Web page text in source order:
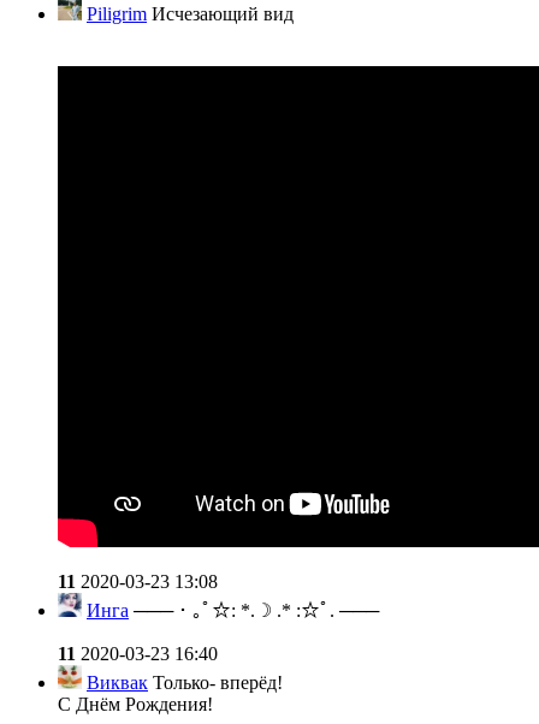
Piligrim Исчезающий вид
11 2020-03-23 13:08
Инга ─── ･ ｡ﾟ☆: *.☽ .* :☆ﾟ. ───
11 2020-03-23 16:40
Виквак Только- вперёд!
С Днём Рождения!